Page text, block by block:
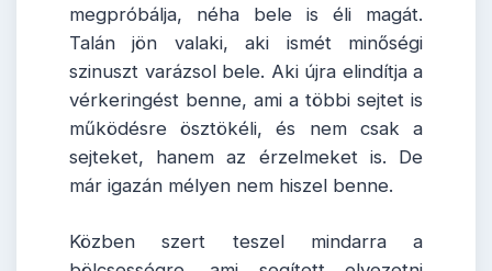
megpróbálja, néha bele is éli magát.
Talán jön valaki, aki ismét minőségi
szinuszt varázsol bele. Aki újra elindítja a
vérkeringést benne, ami a többi sejtet is
működésre ösztökéli, és nem csak a
sejteket, hanem az érzelmeket is. De
már igazán mélyen nem hiszel benne.
Közben szert teszel mindarra a